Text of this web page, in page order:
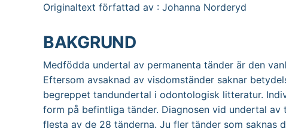
Originaltext författad av : Johanna Norderyd
BAKGRUND
Medfödda undertal av permanenta tänder är den
Eftersom avsaknad av visdomständer saknar
begreppet tandundertal i odontologisk litteratur.
form på befintliga tänder. Diagnosen vid undertal av
flesta av de 28 tänderna. Ju fler tänder som saknas